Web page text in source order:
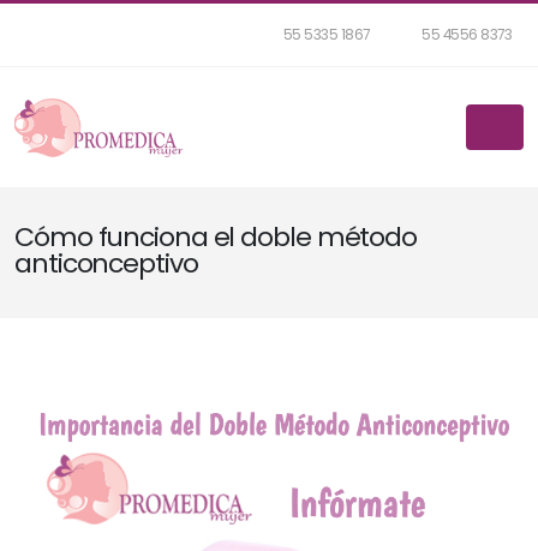
55 5335 1867 55 4556 8373
Cómo funciona el doble método
anticonceptivo